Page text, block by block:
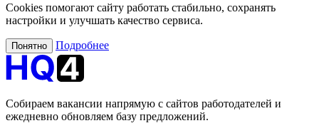
Cookies помогают сайту работать стабильно, сохранять
настройки и улучшать качество сервиса.
Понятно Подробнее
Собираем вакансии напрямую с сайтов работодателей и
ежедневно обновляем базу предложений.